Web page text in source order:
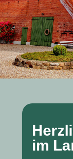
im